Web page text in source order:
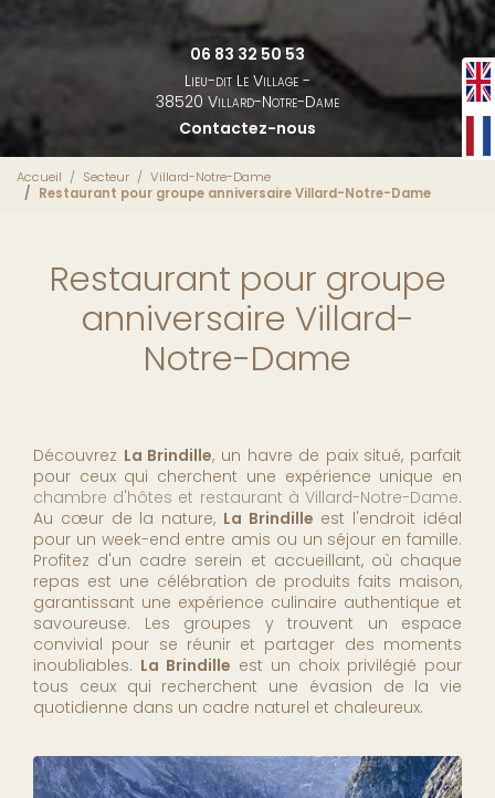
06 83 32 50 53
Lieu-dit Le Village -
38520 Villard-Notre-Dame
Contactez-nous
Accueil Secteur
Villard-Notre-Dame
Restaurant pour groupe anniversaire Villard-Notre-Dame
Restaurant pour groupe
anniversaire Villard-
Notre-Dame
Découvrez La Brindille, un havre de paix situé, parfait
pour ceux qui cherchent une expérience unique en
chambre d'hôtes et restaurant à Villard-Notre-Dame.
Au cœur de la nature, La Brindille est l'endroit idéal
pour un week-end entre amis ou un séjour en famille.
Profitez d'un cadre serein et accueillant, où chaque
repas est une célébration de produits faits maison,
garantissant une expérience culinaire authentique et
savoureuse. Les groupes y trouvent un espace
convivial pour se réunir et partager des moments
inoubliables. La Brindille est un choix privilégié pour
tous ceux qui recherchent une évasion de la vie
quotidienne dans un cadre naturel et chaleureux.